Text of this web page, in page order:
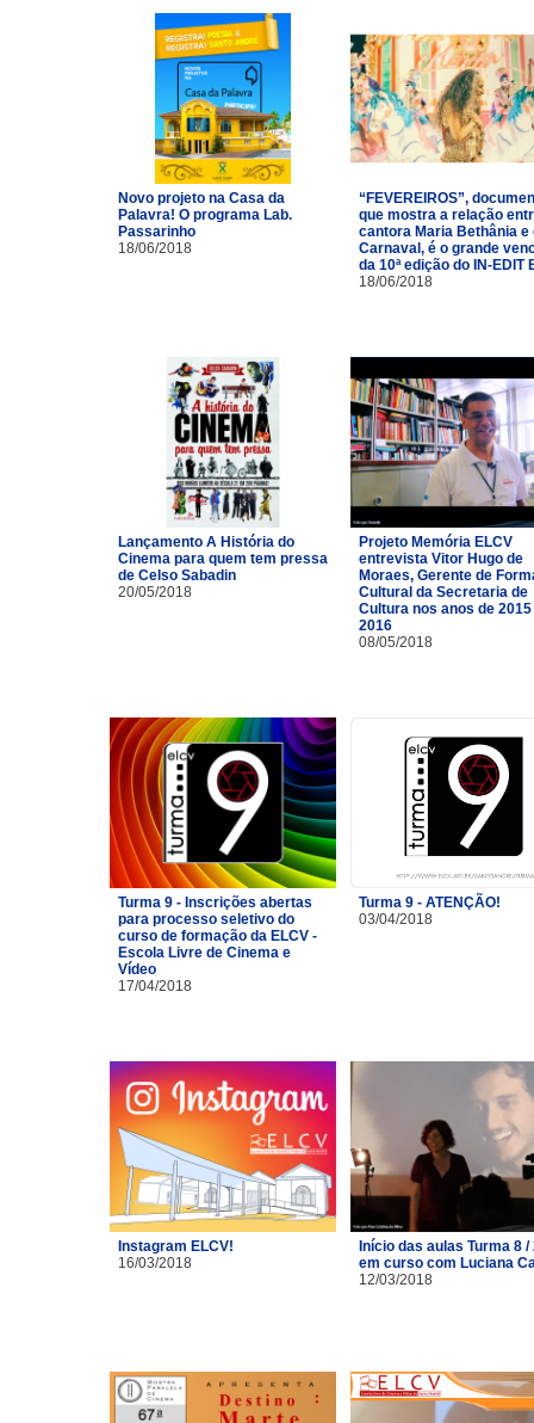
Novo projeto na Casa da
Palavra! O programa Lab.
Passarinho
18/06/2018
“FEVEREIROS”,
que mostra a relação
cantora Maria Bethânia e
Carnaval, é o grande
da 10ª edição do IN-EDIT
18/06/2018
Lançamento A História do
Cinema para quem tem pressa
de Celso Sabadin
20/05/2018
Projeto Memória ELCV
entrevista Vitor Hugo de
Moraes, Gerente de
Cultural da Secretaria de
Cultura nos anos de 2015
2016
08/05/2018
Turma 9 - Inscrições abertas
para processo seletivo do
curso de formação da ELCV -
Escola Livre de Cinema e
Vídeo
17/04/2018
Turma 9 - ATENÇÃO!
03/04/2018
Instagram ELCV!
16/03/2018
Início das aulas Turma 8 /
em curso com Luciana
12/03/2018